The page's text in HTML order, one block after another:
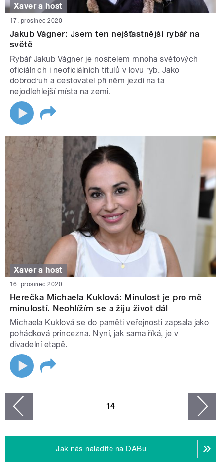
Xaver a host
17. prosinec 2020
Jakub Vágner: Jsem ten nejšťastnější rybář na
světě
Rybář Jakub Vágner je nositelem mnoha světových
oficiálních i neoficiálních titulů v lovu ryb. Jako
dobrodruh a cestovatel při něm jezdí na ta
nejodlehlejší místa na zemi.
Xaver a host
16. prosinec 2020
Herečka Michaela Kuklová: Minulost je pro mě
minulostí. Neohlížím se a žiju život dál
Michaela Kuklová se do paměti veřejnosti zapsala jako
pohádková princezna. Nyní, jak sama říká, je v
divadelní etapě.
14
Jak nás naladíte na DABu